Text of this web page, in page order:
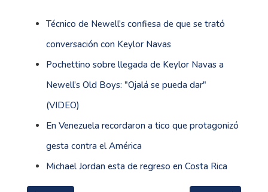
Técnico de Newell’s confiesa de que se trató
conversación con Keylor Navas
Pochettino sobre llegada de Keylor Navas a
Newell’s Old Boys: "Ojalá se pueda dar"
(VIDEO)
En Venezuela recordaron a tico que protagonizó
gesta contra el América
Michael Jordan esta de regreso en Costa Rica